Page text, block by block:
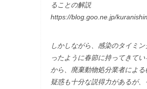
ることの解説
https://blog.goo.ne.jp/
しかしながら、感染のタイミン
ったように春節に持ってきてい
から、廃棄動物処分業者による
疑惑も十分な説得力があるが、